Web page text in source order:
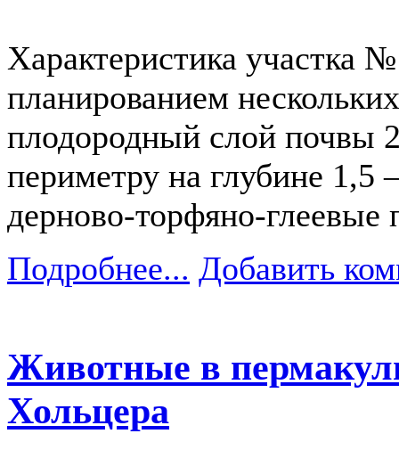
Характеристика участка
планированием
плодородный слой почвы
периметру на глубине 1,5
дерново-торфяно-глеевые
Подробнее... Добавить
Животные в
Хольцера